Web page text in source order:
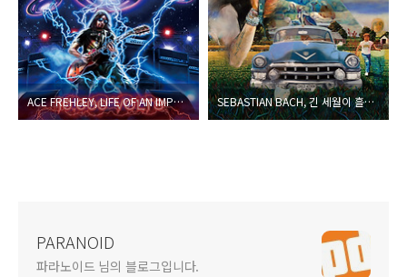
ACE FREHLEY, LIFE OF AN IMPRESSIVE MUSICIAN SEBASTIAN BACH, 긴 세월이 흘렀어도 그의 존재감이 왜 여전히 강력한지 보여 주는 새 앨범
PARANOID
파라노이드 님의 블로그입니다.